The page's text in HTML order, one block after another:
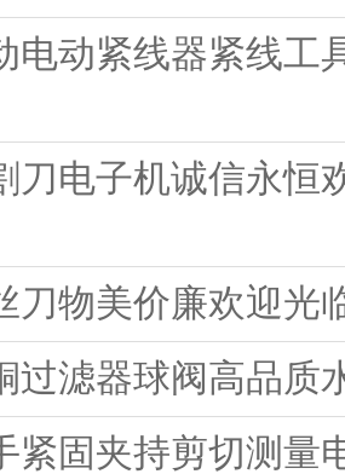
电动紧线器紧线工
刀电子机诚信永恒
刀物美价廉欢迎光
过滤器球阀高品质
紧固夹持剪切测量